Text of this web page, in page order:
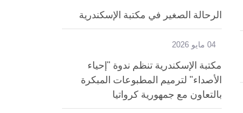
الرحالة الصغير في مكتبة الإسكندرية
04 مايو 2026
مكتبة الإسكندرية تنظم ندوة "إحياء
الأصداء" لترميم المطبوعات المبكرة
بالتعاون مع جمهورية كرواتيا